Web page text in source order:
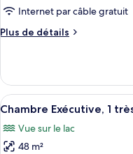
lit,
non-
fumeurs
type
chambre :
très
lit,
Internet par câble gratuit
Plus de détails
Plus
le
type
de
Chambre
Exécutive,
Afficher
toutes
les
photos
10
Chambre Exécutive, 1
Vue sur le lac
48 m²